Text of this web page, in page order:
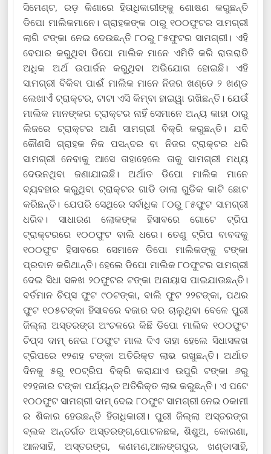
ସିମେଣ୍ଟ, ରଡ଼ କିଣାରେ ହିତାଧିକାରୀଙ୍କୁ ଶୋଷଣ କରୁଛନ୍ତି
ଡିପୋ ମାଲିକମାନେ। ଗ୍ରାହକଙ୍କ ଠାରୁ ୧୦୦ଫୁଟର ସାମଗ୍ରୀ
ଲାଗି ଟଙ୍କା ନେଇ ଦେଉଛନ୍ତି ୮୦ରୁ ୮୫ଫୁଟର ସାମଗ୍ରୀ। ଏହି
ବେପାର କରୁଥିବା ଡିପୋ ମାଲିକ ମାନେ ଏମିତି କରି ରାତାରାତି
ଅଧିକ ଅର୍ଥ ଉପାର୍ଜନ କରୁଥିବା ଅଭିଯୋଗ ହୋଇଛି। ଏହି
ସାମଗ୍ରୀ ବିକିବା ପାଈଁ ମାଲିକ ମାନେ ନିଜର ଖଣ୍ଡେ ୨ ଖଣ୍ଡ
ଲେଖାଏଁ ଟ୍ରାକ୍ଟର, ଟାଟା ଏସି କିମ୍ବା ହାଇୱା ରଖିଛନ୍ତି। ଯେଉଁ
ମାଲିକ ମାନଙ୍କର ଟ୍ରାକ୍ଟର ନାହିଁ ସେମାନେ ଅନ୍ୟ କାହା ଠାରୁ
ଲିଜରେ ଟ୍ରାକ୍ଟର ଆଣି ସାମଗ୍ରୀ ବିକ୍ରି କରୁଛନ୍ତି। ଯଦି
କୌଣସି ଗ୍ରାହକ ନିଜ ପସନ୍ଦର ବା ନିଜର ଟ୍ରାକ୍ଟର ଧରି
ସାମଗ୍ରୀ ନେବାକୁ ଆସେ ତାହାହେଲେ ତାକୁ ସାମଗ୍ରୀ ମଧ୍ୟ
ଦେଉନଥିବା ଜଣାଯାଇଛି। ଅର୍ଥାତ ଡିପୋ ମାଲିକ ମାନେ
ବ୍ୟବହାର କରୁଥିବା ଟ୍ରାକ୍ଟର ଗାଡି ଡାଲା ଗୁଡିକ କାଟି ଛୋଟ
କରିଛନ୍ତି। ଯେପରି ସେଥିରେ ସର୍ବାଧିକ ୮୦ରୁ ୮୫ଫୁଟ ସାମଗ୍ରୀ
ଧରିବ। ସାଧାରଣ ଲୋକଙ୍କ ହିସାବରେ ଗୋଟେ ଟ୍ରିପ
ଟ୍ରାକ୍ଟରରେ ୧୦୦ଫୁଟ ବାଲି ଧରେ। ତେଣୁ ଟ୍ରିପ ବାବଦକୁ
୧୦୦ଫୁଟ ହିସାବରେ ସେମାନେ ଡିପୋ ମାଲିକଙ୍କୁ ଟଙ୍କା
ପ୍ରଦାନ କରିଥାନ୍ତି। ହେଲେ ଡିପୋ ମାଲିକ ୮୦ଫୁଟର ସାମଗ୍ରୀ
ଦେଇ ସିଧା ସଳଖ ୨୦ଫୁଟର ଟଙ୍କା ଅନାୟାସ ପାଇଯାଉଛନ୍ତି।
ବର୍ତମାନ ଚିପ୍ସ ଫୁଟ ୯୦ଟଙ୍କା, ବାଲି ଫୁଟ ୨୨ଟଙ୍କା, ପଥର
ଫୁଟ ୧୦୫ଟଙ୍କା ହିସାବରେ ବଜାର ଦର ଚାଲୁଥିବା ବେଳେ ପୁରୀ
ଜିଲ୍ଲା ଅସ୍ତରଙ୍ଗ ଅଂଚଳରେ କିଛି ଡିପୋ ମାଲିକ ୧୦୦ଫୁଟ
ଚିପ୍ସ ଦାମ୍ ନେଇ ୮୦ଫୁଟ ମାଲ ଦିଏ ତାହା ହେଲେ ସିଧାସଳଖ
ଟ୍ରିପରେ ୧୨ଶହ ଟଙ୍କା ଅତିରିକ୍ତ ଲାଭ ରଖୁଛନ୍ତି। ଅର୍ଥାତ
ଦିନକୁ ୫ରୁ ୧୦ଟ୍ରିପ ବିକ୍ରି କରାଯାଏ ଉପୁରି ଟଙ୍କା ୬ରୁ
୧୨ହଜାର ଟଙ୍କା ପର୍ଯ୍ୟନ୍ତ ଅତିରିକ୍ତ ଲାଭ କରୁଛନ୍ତି। ଏ ପଟେ
୧୦୦ଫୁଟ ସାମଗ୍ରୀ ଦାମ୍ ଦେଇ ୮୦ଫୁଟ ସାମଗ୍ରୀ ନେଇ ଠକାମୀ
ର ଶିକାର ହେଉଛନ୍ତି ହିତାଧିକାରୀ। ପୁରୀ ଜିଲ୍ଲା ଅସ୍ତରଙ୍ଗ
ବ୍ଲକ ଅନ୍ତର୍ଗତ ଅସ୍ତରଙ୍ଗ,ପୋଟଳଛକ, ଶିଶୁଅ, କୋରଣା,
ଆଳସାହି, ଅସ୍ତରଙ୍ଗ, କଣମଣ,ଆଳଙ୍ଗପୁର, ଖଣ୍ଡାସାହି,